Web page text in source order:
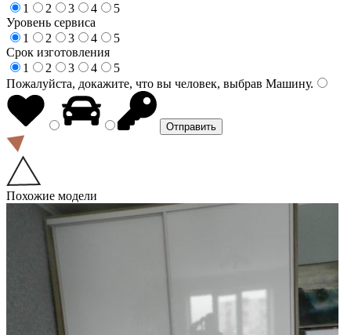
1
2 3 4
5
Уровень сервиса
1
2 3 4
5
Срок изготовления
1
2 3 4
5
Пожалуйста, докажите, что вы человек, выбрав Машину.
Похожие модели